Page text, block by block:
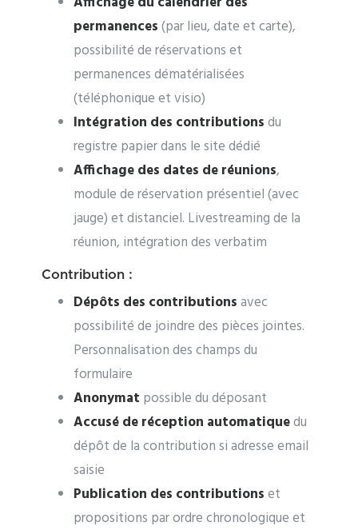
permanences(par lieu, date et carte),
possibilité de réservations et
permanences dématérialisées
(téléphonique et visio)
Intégration des contributionsdu
registre papier dans le site dédié
Affichage des dates de réunions,
module de réservation présentiel (avec
jauge) et distanciel. Livestreaming de la
réunion, intégration des verbatim
Contribution :
Dépôts des contributionsavec
possibilité de joindre des pièces jointes.
Personnalisation des champs du
formulaire
Anonymat possible du déposant
Accusé de réception automatiquedu
dépôt de la contribution si adresse email
saisie
Publication des contributionset
propositions par ordre chronologique et